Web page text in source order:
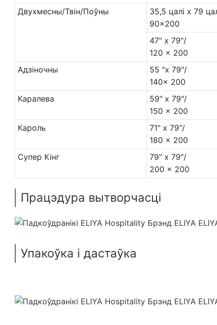
Двухмесны/Твін/Поўны
35,5 цалі х 79
90x200
47" x 79"/
120 x 200
Адзіночны
55 "x 79"/
140x 200
Каралева
59" x 79"/
150 x 200
Кароль
71" x 79"/
180 x 200
Супер Кінг
79" x 79"/
200 x 200
Працэдура вытворчасці
Упакоўка і дастаўка